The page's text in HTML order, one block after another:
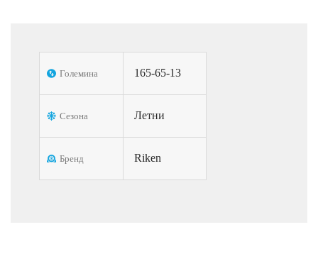
Големина 165-65-13
Сезона Летни
Бренд Riken